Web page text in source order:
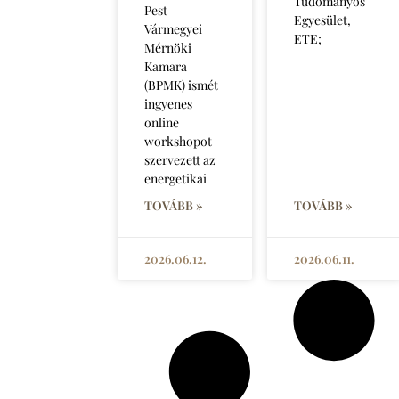
Pest
Vármegyei
Mérnöki
Kamara
(BPMK) ismét
ingyenes
online
workshopot
szervezett az
energetikai
TOVÁBB »
2026.06.12.
Egyesület,
ETE;
TOVÁBB »
2026.06.11.